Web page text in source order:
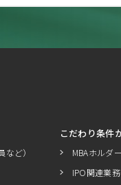
ど）
こだわり条件
MBAホルダ
IPO関連業務